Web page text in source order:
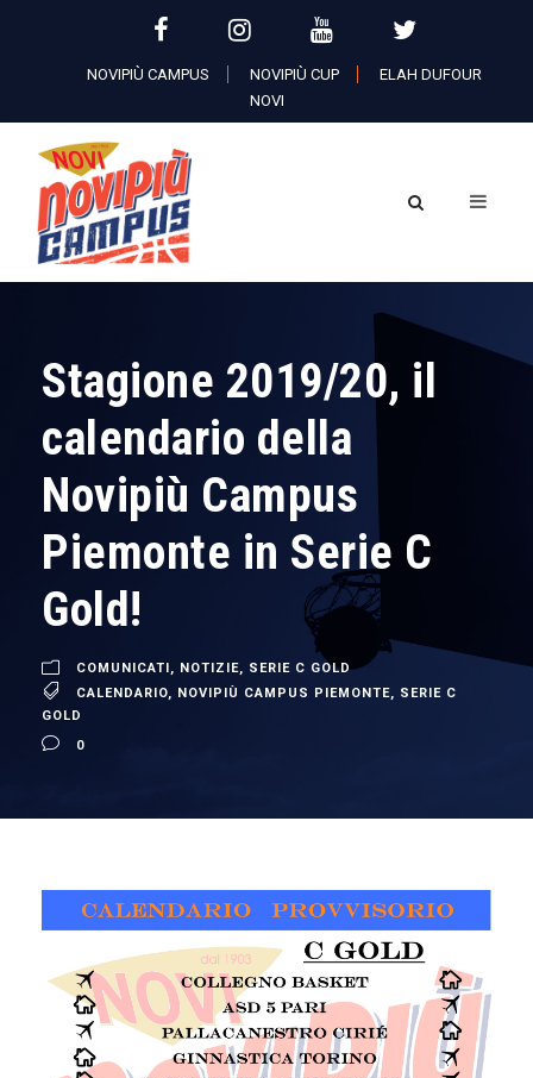
NOVIPIÙ CAMPUS NOVIPIÙ CUP
ELAH DUFOUR
NOVI
Stagione 2019/20, il
calendario della
Novipiù Campus
Piemonte in Serie C
Gold!
COMUNICATI, NOTIZIE, SERIE C GOLD
CALENDARIO, NOVIPIÙ CAMPUS PIEMONTE, SERIE C
GOLD
0